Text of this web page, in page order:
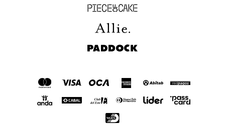
Piece of Cake
Allie
Paddock